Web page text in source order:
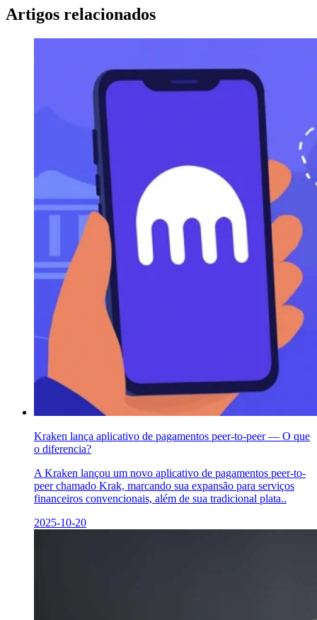
Artigos relacionados
Kraken lança aplicativo de pagamentos peer-to-peer — O que
o diferencia?
A Kraken lançou um novo aplicativo de pagamentos peer-to-
peer chamado Krak, marcando sua expansão para serviços
financeiros convencionais, além de sua tradicional plata..
2025-10-20